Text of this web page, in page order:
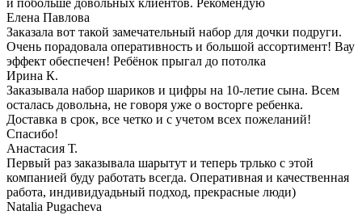
и побольше довольных клиентов. Рекомендую
Елена Павлова
Заказала вот такой замечательный набор для дочки подруги.
Очень порадовала оперативность и большой ассортимент! Вау
эффект обеспечен! Ребёнок прыгал до потолка
Ирина К.
Заказывала набор шариков и цифры на 10-летие сына. Всем
осталась довольна, не говоря уже о восторге ребенка.
Доставка в срок, все четко и с учетом всех пожеланий!
Спасибо!
Анастасия Т.
Первый раз заказывала шарытут и теперь трлько с этой
компанией буду работать всегда. Оперативная и качественная
работа, индивидуадьный подход, прекрасные люди)
Natalia Pugacheva